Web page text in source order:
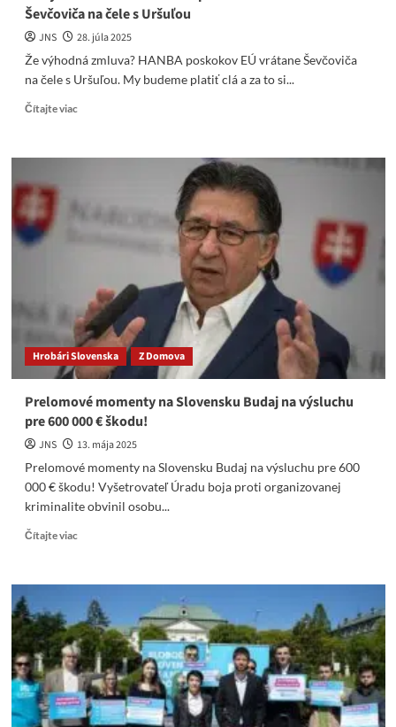
Ševčoviča na čele s Uršuľou
JNS
28. júla 2025
Že výhodná zmluva? HANBA poskokov EÚ vrátane Ševčoviča
na čele s Uršuľou. My budeme platiť clá a za to si...
Čítajte viacRead
Že
HANBA
poskokov
čele
s
Uršuľou
Hrobári Slovenska Z Domova
Prelomové momenty na Slovensku Budaj na výsluchu
pre 600 000 € škodu!
JNS
13. mája 2025
Prelomové momenty na Slovensku Budaj na výsluchu pre 600
000 € škodu! Vyšetrovateľ Úradu boja proti organizovanej
kriminalite obvinil osobu...
Čítajte viacRead
Prelomové
momenty
na
Slovensku
Budaj
na
výsluchu
pre
600